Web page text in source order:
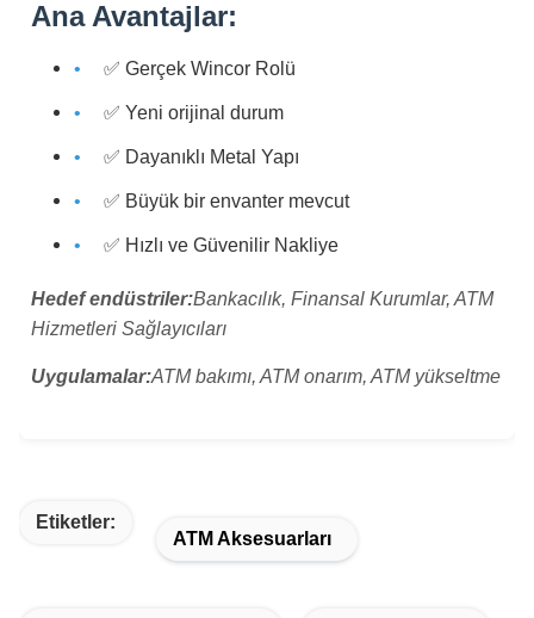
Ana Avantajlar:
✅ Gerçek Wincor Rolü
✅ Yeni orijinal durum
✅ Dayanıklı Metal Yapı
✅ Büyük bir envanter mevcut
✅ Hızlı ve Güvenilir Nakliye
Hedef endüstriler:Bankacılık, Finansal Kurumlar, ATM
Hizmetleri Sağlayıcıları
Uygulamalar:ATM bakımı, ATM onarım, ATM yükseltme
Etiketler:
ATM Aksesuarları